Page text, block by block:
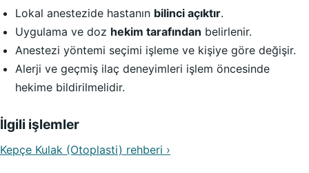
Lokal anestezide hastanın bilinci açıktır.
Uygulama ve doz hekim tarafından belirlenir.
Anestezi yöntemi seçimi işleme ve kişiye göre değişir.
Alerji ve geçmiş ilaç deneyimleri işlem öncesinde
hekime bildirilmelidir.
İlgili işlemler
Kepçe Kulak (Otoplasti) rehberi ›